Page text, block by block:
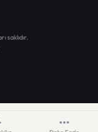
saklıdır.